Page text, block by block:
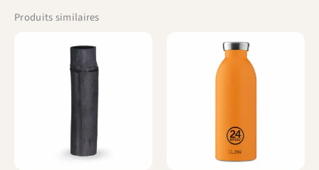
Produits similaires